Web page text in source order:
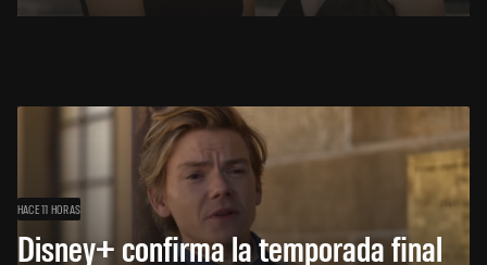
HACE 11 HORAS
Disney+ confirma la temporada final